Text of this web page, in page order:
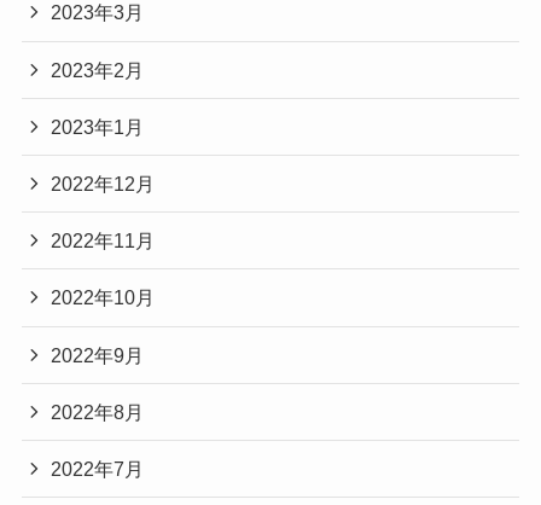
2023年3月
2023年2月
2023年1月
2022年12月
2022年11月
2022年10月
2022年9月
2022年8月
2022年7月